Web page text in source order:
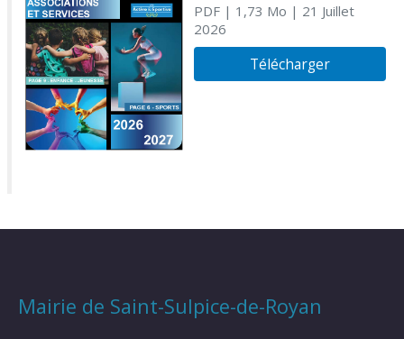
PDF| 1,73 Mo | 21 Juillet
2026
Télécharger
Mairie de Saint-Sulpice-de-Royan